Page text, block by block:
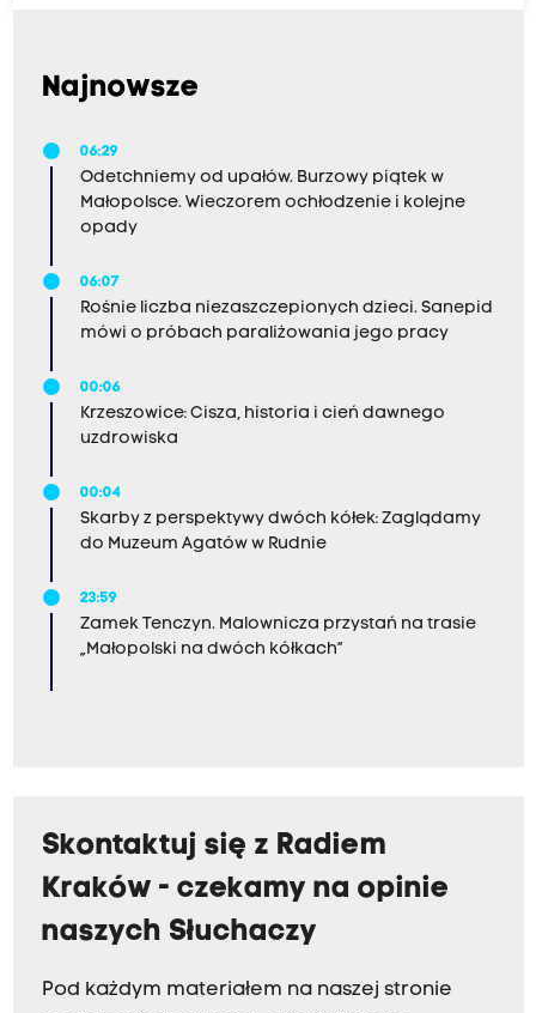
Najnowsze
06:29
Odetchniemy od upałów. Burzowy piątek w
Małopolsce. Wieczorem ochłodzenie i kolejne
opady
06:07
Rośnie liczba niezaszczepionych dzieci. Sanepid
mówi o próbach paraliżowania jego pracy
00:06
Krzeszowice: Cisza, historia i cień dawnego
uzdrowiska
00:04
Skarby z perspektywy dwóch kółek: Zaglądamy
do Muzeum Agatów w Rudnie
23:59
Zamek Tenczyn. Malownicza przystań na trasie
„Małopolski na dwóch kółkach”
Skontaktuj się z Radiem
Kraków - czekamy na opinie
naszych Słuchaczy
Pod każdym materiałem na naszej stronie